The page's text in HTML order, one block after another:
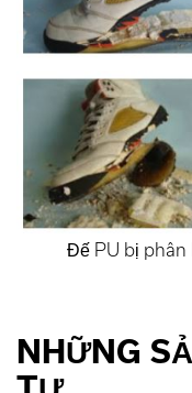
Đế PU bị phân
NHỮNG